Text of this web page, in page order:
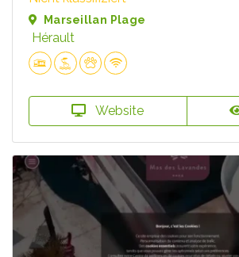
Marseillan Plage
Hérault
Website